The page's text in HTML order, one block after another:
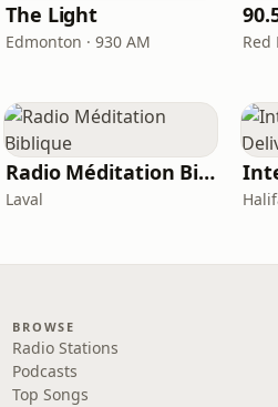
The Light
Edmonton · 930 AM Red
Radio Méditation Biblique
Laval
BROWSE
Radio Stations
Podcasts
Top Songs